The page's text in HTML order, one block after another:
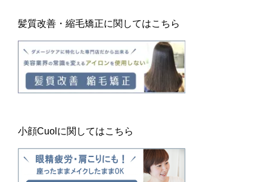
髪質改善・縮毛矯正に関してはこちら
小顔Cuolに関してはこちら